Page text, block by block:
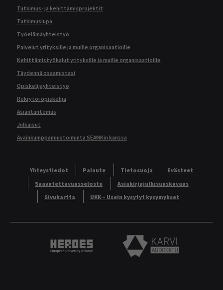
Tutkimus- ja kehittämisprojektit
Tutkimuslupa
Työelämäyhteistyö
Palvelut yrityksille ja muille organisaatioille
Kehittämistyökalut yrityksille ja muille organisaatioille
Täydennä osaamistasi
Opiskelijayhteistyö
Rekrytoi opiskelija
Asiantuntemus
Julkaisut
Avainkumppanuustoiminta SEAMKin kanssa
Yhteystiedot Palaute Tietosuoja
Evästeet
Saavutettavuusseloste
Asiakirjajulkisuuskuvaus
Sivukartta
UKK – Usein kysytyt kysymykset
Heroes European University Alliance logo
Karvi Auditoitu logo